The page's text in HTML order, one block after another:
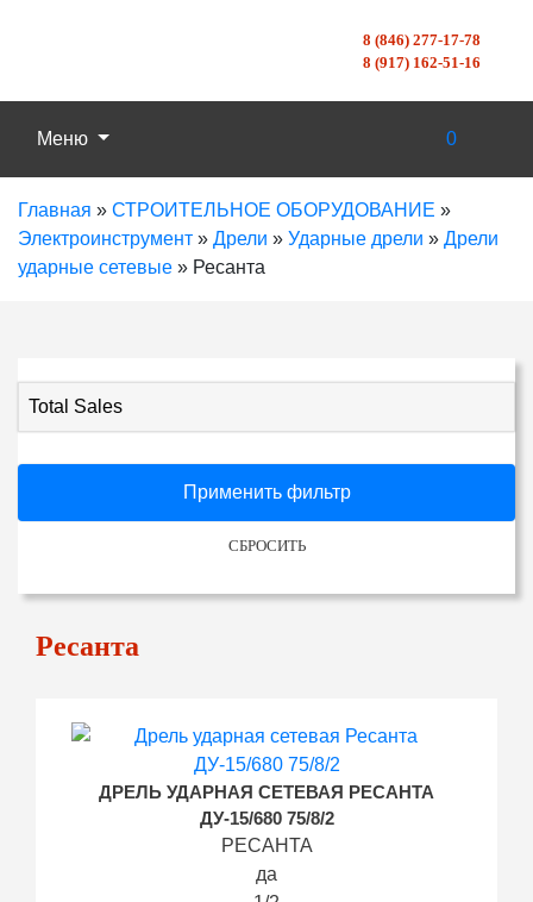
8 (846) 277-17-78
8 (917) 162-51-16
Меню 0
Главная » СТРОИТЕЛЬНОЕ ОБОРУДОВАНИЕ »
Электроинструмент » Дрели » Ударные дрели » Дрели
ударные сетевые » Ресанта
Total Sales
Применить фильтр
СБРОСИТЬ
Ресанта
ДРЕЛЬ УДАРНАЯ СЕТЕВАЯ РЕСАНТА
ДУ-15/680 75/8/2
РЕСАНТА
да